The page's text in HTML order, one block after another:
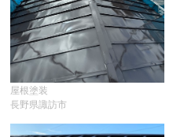
屋根塗装
長野県諏訪市